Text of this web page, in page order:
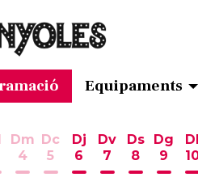
Equipaments
d'agost2 d'agost
3 d'agost
Dm
4
Dimarts 4 d'agost
Dc
5
Dimecres 5 d'agost
Dj
6
Dijous 6 d'agost
Dv
7
Divendres 7
Ds
8
Dissabte
Dg
9
Dl